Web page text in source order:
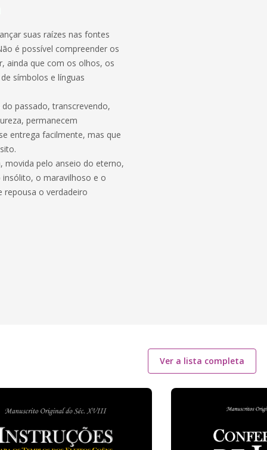
suas raízes nas fontes
é possível compreender os
ainda que com os olhos, os
símbolos e línguas
passado, transcrevendo,
permanecem
entrega facilmente, mas que
movida pelo anseio do eterno,
o maravilhoso e o
repousa o verdadeiro
Ver a lista completa